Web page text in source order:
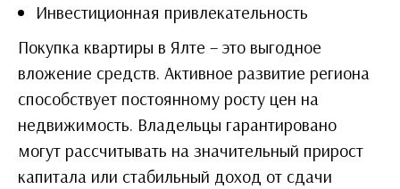
Инвестиционная привлекательность
Покупка квартиры в Ялте – это выгодное
вложение средств. Активное развитие региона
способствует постоянному росту цен на
недвижимость. Владельцы гарантировано
могут рассчитывать на значительный прирост
капитала или стабильный доход от сдачи